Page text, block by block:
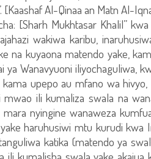
[Kaashaf Al-Qinaa an Matn Al-
[Sharh Mukhtasar Khalil”
wakiwa karibu,
na kuyaona matendo yake,
ya Wanavyuoni iliyochaguliwa,
upepo au mfano wa
ili kumaliza swala na
mara nyingine wanaweza
haruhusiwi mtu kurudi kwa
katika (matendo ya